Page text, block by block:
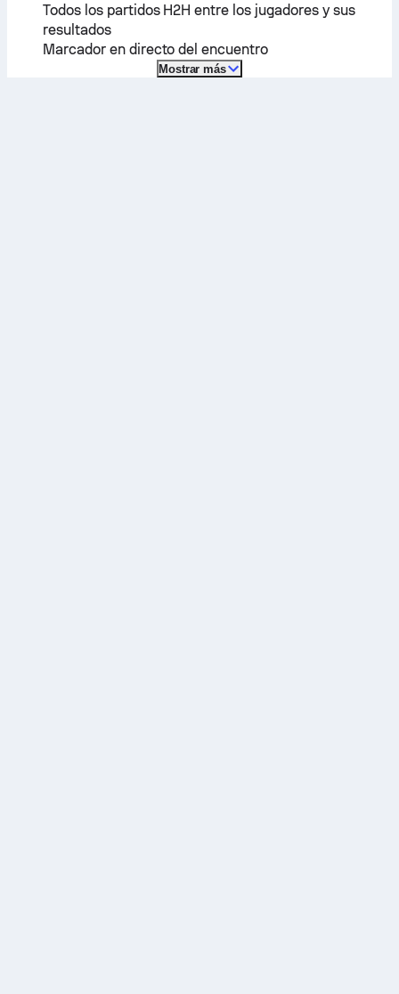
Todos los partidos H2H entre los jugadores y sus
resultados
Marcador en directo del encuentro
Mostrar más